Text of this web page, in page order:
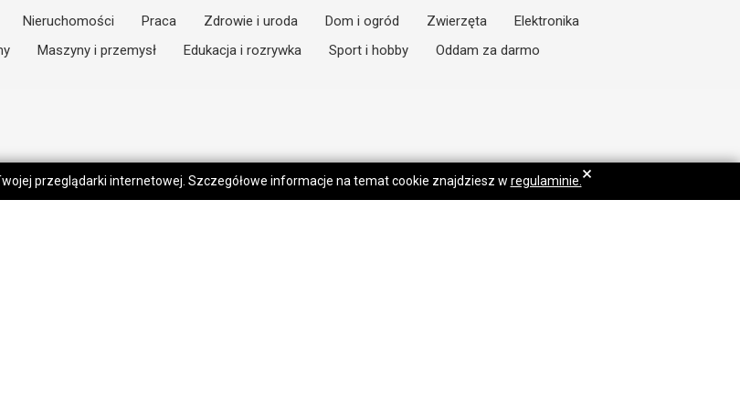
Nieruchomości Praca Zdrowie i uroda Dom i ogród Zwierzęta
Elektronika
Maszyny i przemysł Edukacja i rozrywka Sport i hobby
Oddam za darmo
przeglądarki internetowej. Szczegółowe informacje na temat cookie znajdziesz w regulaminie. ×